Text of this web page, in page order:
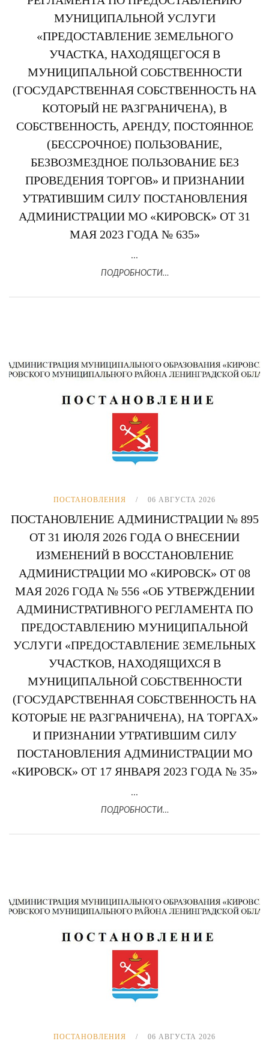
МУНИЦИПАЛЬНОЙ УСЛУГИ
«ПРЕДОСТАВЛЕНИЕ ЗЕМЕЛЬНОГО
УЧАСТКА, НАХОДЯЩЕГОСЯ В
МУНИЦИПАЛЬНОЙ СОБСТВЕННОСТИ
(ГОСУДАРСТВЕННАЯ СОБСТВЕННОСТЬ НА
КОТОРЫЙ НЕ РАЗГРАНИЧЕНА), В
СОБСТВЕННОСТЬ, АРЕНДУ, ПОСТОЯННОЕ
(БЕССРОЧНОЕ) ПОЛЬЗОВАНИЕ,
БЕЗВОЗМЕЗДНОЕ ПОЛЬЗОВАНИЕ БЕЗ
ПРОВЕДЕНИЯ ТОРГОВ» И ПРИЗНАНИИ
УТРАТИВШИМ СИЛУ ПОСТАНОВЛЕНИЯ
АДМИНИСТРАЦИИ МО «КИРОВСК» ОТ 31
МАЯ 2023 ГОДА № 635»
...
ПОДРОБНОСТИ…
ПОСТАНОВЛЕНИЯ 06 АВГУСТА 2026
ПОСТАНОВЛЕНИЕ АДМИНИСТРАЦИИ № 895
ОТ 31 ИЮЛЯ 2026 ГОДА О ВНЕСЕНИИ
ИЗМЕНЕНИЙ В ВОССТАНОВЛЕНИЕ
АДМИНИСТРАЦИИ МО «КИРОВСК» ОТ 08
МАЯ 2026 ГОДА № 556 «ОБ УТВЕРЖДЕНИИ
АДМИНИСТРАТИВНОГО РЕГЛАМЕНТА ПО
ПРЕДОСТАВЛЕНИЮ МУНИЦИПАЛЬНОЙ
УСЛУГИ «ПРЕДОСТАВЛЕНИЕ ЗЕМЕЛЬНЫХ
УЧАСТКОВ, НАХОДЯЩИХСЯ В
МУНИЦИПАЛЬНОЙ СОБСТВЕННОСТИ
(ГОСУДАРСТВЕННАЯ СОБСТВЕННОСТЬ НА
КОТОРЫЕ НЕ РАЗГРАНИЧЕНА), НА ТОРГАХ»
И ПРИЗНАНИИ УТРАТИВШИМ СИЛУ
ПОСТАНОВЛЕНИЯ АДМИНИСТРАЦИИ МО
«КИРОВСК» ОТ 17 ЯНВАРЯ 2023 ГОДА № 35»
...
ПОДРОБНОСТИ…
ПОСТАНОВЛЕНИЯ 06 АВГУСТА 2026